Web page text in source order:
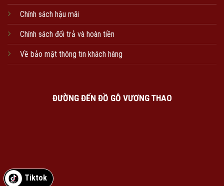
Chính sách hậu mãi
Chính sách đổi trả và hoàn tiền
Về bảo mật thông tin khách hàng
ĐƯỜNG ĐẾN ĐỒ GỖ VƯƠNG THAO
Tiktok